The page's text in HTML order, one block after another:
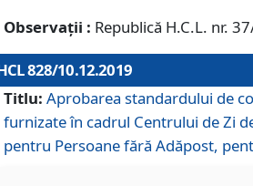
Observații : Republică H.C.L. nr.
828/10.12.2019
Titlu: Aprobarea standardului de
furnizate în cadrul Centrului de Zi
pentru Persoane fără Adăpost,